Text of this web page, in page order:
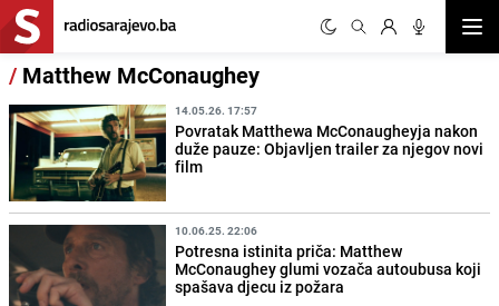
/ Matthew McConaughey
14.05.26. 17:57
Povratak Matthewa McConaugheyja nakon
duže pauze: Objavljen trailer za njegov novi
film
10.06.25. 22:06
Potresna istinita priča: Matthew
McConaughey glumi vozača autoubusa koji
spašava djecu iz požara